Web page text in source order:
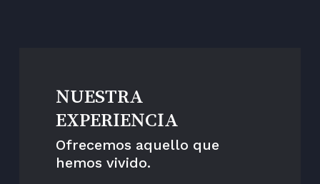
NUESTRA
EXPERIENCIA
Ofrecemos aquello que
hemos vivido.